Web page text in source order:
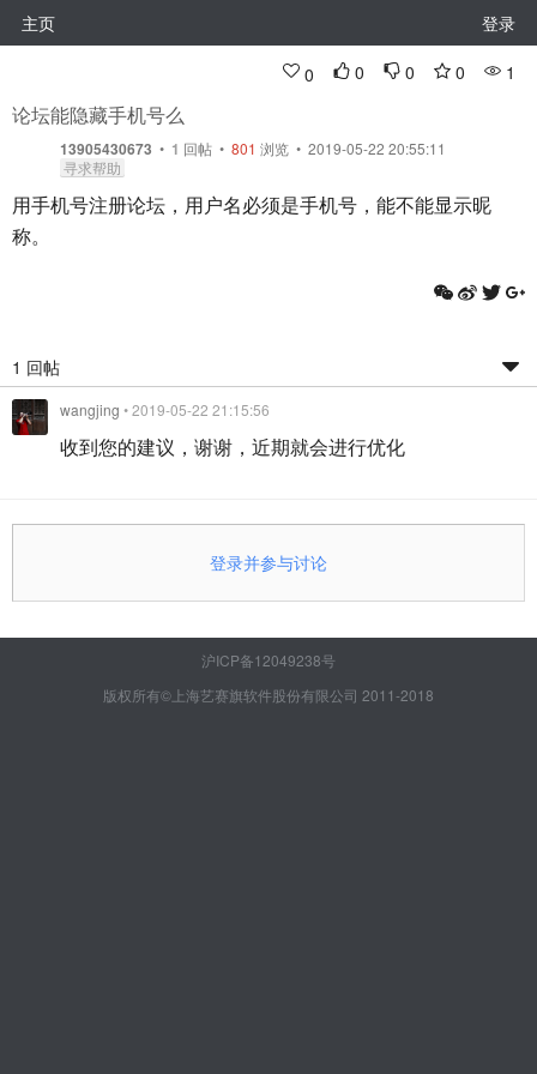
主页 登录
0 0 0 0 1
论坛能隐藏手机号么
13905430673 • 1 回帖 • 801 浏览 • 2019-05-22 20:55:11
寻求帮助
用手机号注册论坛，用户名必须是手机号，能不能显示昵
称。
1 回帖
wangjing • 2019-05-22 21:15:56
收到您的建议，谢谢，近期就会进行优化
登录并参与讨论
沪ICP备12049238号
版权所有©上海艺赛旗软件股份有限公司 2011-2018